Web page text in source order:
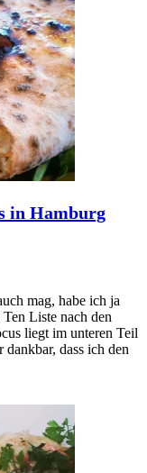
in Hamburg
mag, habe ich ja
Liste nach den
liegt im unteren Teil
dass ich den